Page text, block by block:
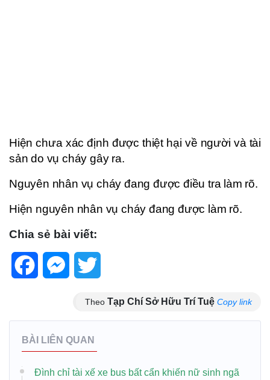
Hiện chưa xác định được thiệt hại về người và tài
sản do vụ cháy gây ra.
Nguyên nhân vụ cháy đang được điều tra làm rõ.
Hiện nguyên nhân vụ cháy đang được làm rõ.
Chia sẻ bài viết:
FacebookMessenger
Theo Tạp Chí Sở Hữu Trí Tuệ Copy link
BÀI LIÊN QUAN
Đình chỉ tài xế xe bus bất cẩn khiến nữ sinh ngã